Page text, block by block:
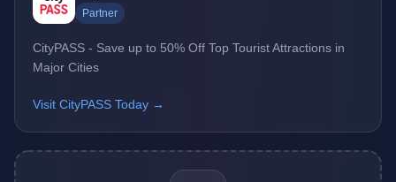
Partner
CityPASS - Save up to 50% Off Top Tourist Attractions in
Major Cities
Visit CityPASS Today →